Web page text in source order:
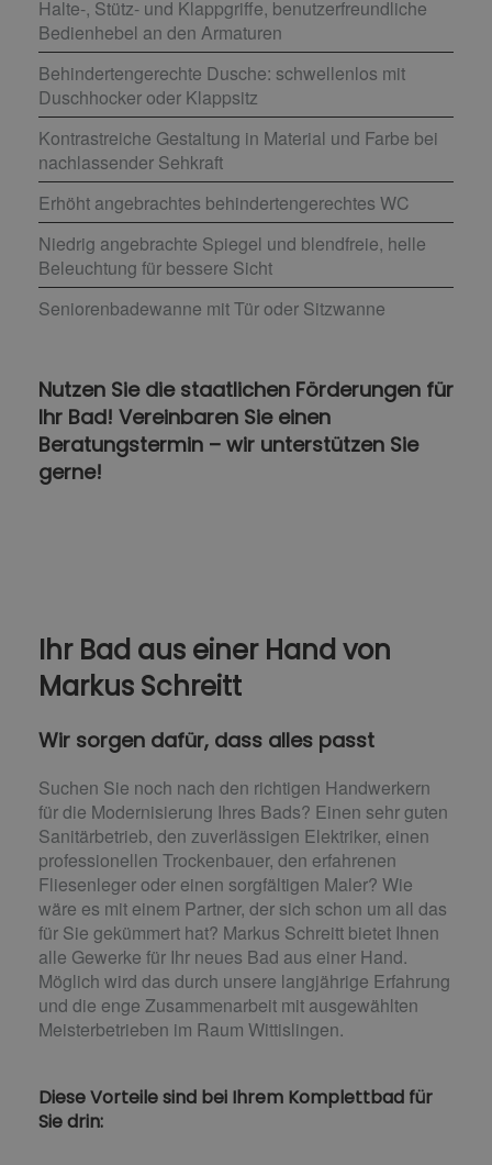
Halte-, Stütz- und Klappgriffe, benutzerfreundliche
Bedienhebel an den Armaturen
Behindertengerechte Dusche: schwellenlos mit
Duschhocker oder Klappsitz
Kontrastreiche Gestaltung in Material und Farbe bei
nachlassender Sehkraft
Erhöht angebrachtes behindertengerechtes WC
Niedrig angebrachte Spiegel und blendfreie, helle
Beleuchtung für bessere Sicht
Seniorenbadewanne mit Tür oder Sitzwanne
Nutzen Sie die staatlichen Förderungen für
Ihr Bad! Vereinbaren Sie einen
Beratungstermin – wir unterstützen Sie
gerne!
Ihr Bad aus einer Hand​ von
Markus Schreitt
Wir sorgen dafür, dass alles passt
Suchen Sie noch nach den richtigen Handwerkern
für die Modernisierung Ihres Bads? Einen sehr guten
Sanitärbetrieb, den zuverlässigen Elektriker, einen
professionellen Trockenbauer, den erfahrenen
Fliesenleger oder einen sorgfältigen Maler? Wie
wäre es mit einem Partner, der sich schon um all das
für Sie gekümmert hat? Markus Schreitt bietet Ihnen
alle Gewerke für Ihr neues Bad aus einer Hand.
Möglich wird das durch unsere langjährige Erfahrung
und die enge Zusammenarbeit mit ausgewählten
Meisterbetrieben im Raum Wittislingen.
Diese Vorteile sind bei Ihrem Komplettbad für
Sie drin: